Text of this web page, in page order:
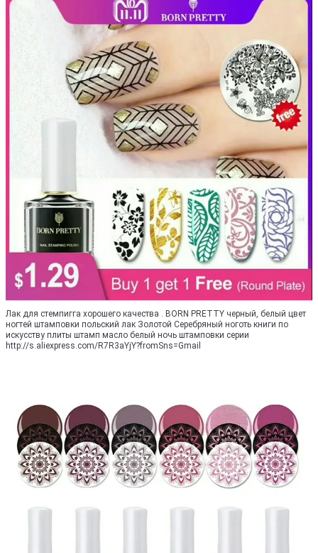
Лак для стемпигга хорошего качества . BORN PRETTY черный, белый цвет
ногтей штамповки польский лак Золотой Серебряный ноготь книги по
искусству плиты штамп масло белый ночь штамповки серии
http://s.aliexpress.com/R7R3aYjY?fromSns=Gmail